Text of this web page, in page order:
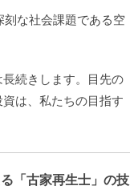
刻な社会課題である空
続きします。目先の
は、私たちの目指す
「古家再生士」の技